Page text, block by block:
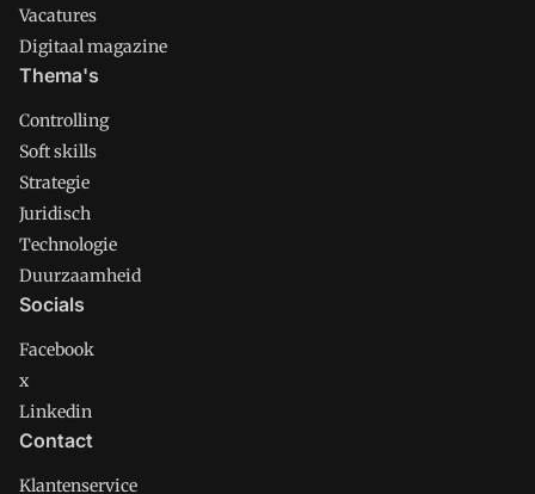
Vacatures
Digitaal magazine
Thema's
Controlling
Soft skills
Strategie
Juridisch
Technologie
Duurzaamheid
Socials
Facebook
x
Linkedin
Contact
Klantenservice